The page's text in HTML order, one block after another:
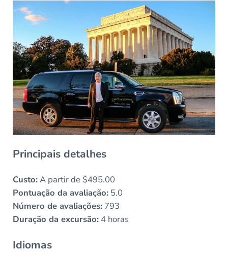
Principais detalhes
Custo:A partir de $495.00
Pontuação da avaliação:5.0
Número de avaliações:793
Duração da excursão:4 horas
Idiomas